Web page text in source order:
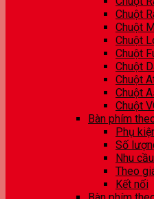
Chuột
Chuột
Chuột
Chuột
Chuột
Chuột
Chuột
Chuột
Bàn phím
Phụ
Số
Nhu cầu
Theo
Kết nối